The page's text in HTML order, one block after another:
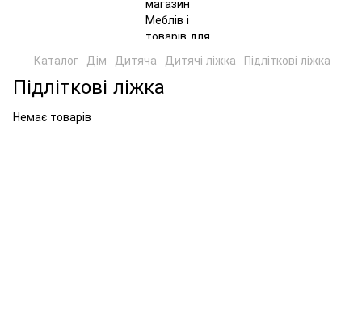
Каталог Дім Дитяча Дитячі ліжка Підліткові ліжка
Підліткові ліжка
Немає товарів